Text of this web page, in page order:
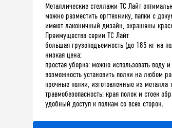
Металлические стеллажи ТС Лайт
можно разместить оргтехнику, папки с
имеют лаконичный дизайн, окрашены
Преимущества серии ТС Лайт
большая грузоподъемность (до 185 кг на
низкая цена;
простая уборка: можно использовать воду
возможность установить полки на любом
прочные полки, изготовленные из
травмобезопасность: края полок и стоек
удобный доступ к полкам со всех сторон.